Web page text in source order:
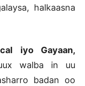
halkaasna
iyo Gayaan,
walba in uu
badan oo